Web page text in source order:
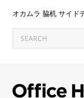
オカムラ 脇机 サイド